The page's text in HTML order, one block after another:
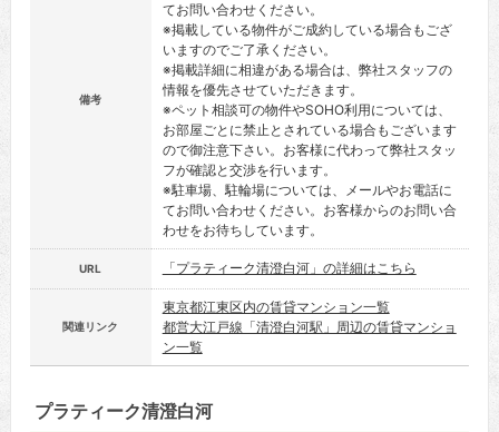
備考
てお問い合わせください。
※掲載している物件がご成約している場合もござ
いますのでご了承ください。
※掲載詳細に相違がある場合は、弊社スタッフの
情報を優先させていただきます。
※ペット相談可の物件やSOHO利用については、
お部屋ごとに禁止とされている場合もございます
ので御注意下さい。お客様に代わって弊社スタッ
フが確認と交渉を行います。
※駐車場、駐輪場については、メールやお電話に
てお問い合わせください。お客様からのお問い合
わせをお待ちしています。
URL 「プラティーク清澄白河」の詳細はこちら
関連リンク
東京都江東区内の賃貸マンション一覧
都営大江戸線「清澄白河駅」周辺の賃貸マンショ
ン一覧
プラティーク清澄白河